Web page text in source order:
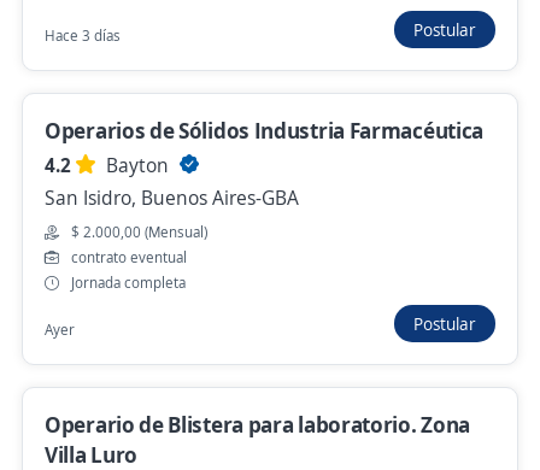
Se precisa Urgente
4,1
Grupo Gestión
Escobar, Buenos Aires
Hace 9 horas
Se precisa Urgente
Operarios de produccion Gral Pacheco
Ricardo Rojas
3,7
Ceta Capital Humano
Hace 3 días Postular
Operarios de Sólidos Industria Farmacéutica
4.2
Bayton
San Isidro, Buenos Aires-GBA
$ 2.000,00 (Mensual)
contrato eventual
Jornada completa
Ayer Postular
Operario de Blistera para laboratorio. Zona
Villa Luro